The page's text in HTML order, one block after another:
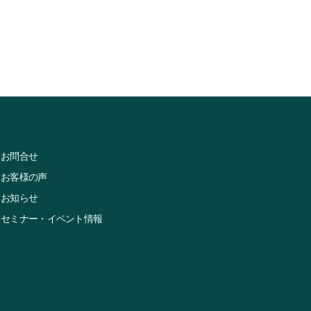
お問合せ
お客様の声
お知らせ
セミナー・イベント情報